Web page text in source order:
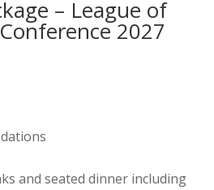
– League of
2027
and seated dinner including